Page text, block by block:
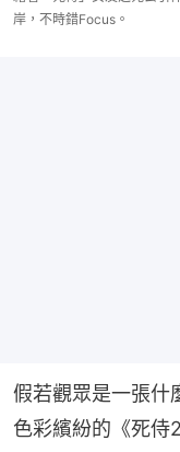
岸，不時錯Focus。
假若觀眾是一張什
色彩繽紛的《死侍